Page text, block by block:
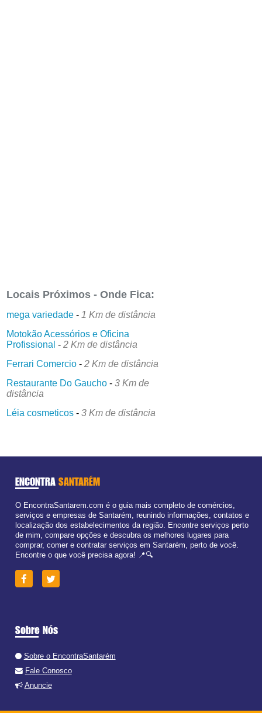
Locais Próximos - Onde Fica:
mega variedade - 1 Km de distância
Motokão Acessórios e Oficina
Profissional -2 Km de distância
Ferrari Comercio -2 Km de distância
Restaurante Do Gaucho -3 Km de
distância
Léia cosmeticos -3 Km de distância
ENCONTRA SANTARÉM
O EncontraSantarem.com é o guia mais completo de comércios,
serviços e empresas de Santarém, reunindo informações, contatos e
localização dos estabelecimentos da região. Encontre serviços perto
de mim, compare opções e descubra os melhores lugares para
comprar, comer e contratar serviços em Santarém, perto de você.
Encontre o que você precisa agora! 📍🔍
Sobre Nós
Sobre o EncontraSantarém
Fale Conosco
Anuncie